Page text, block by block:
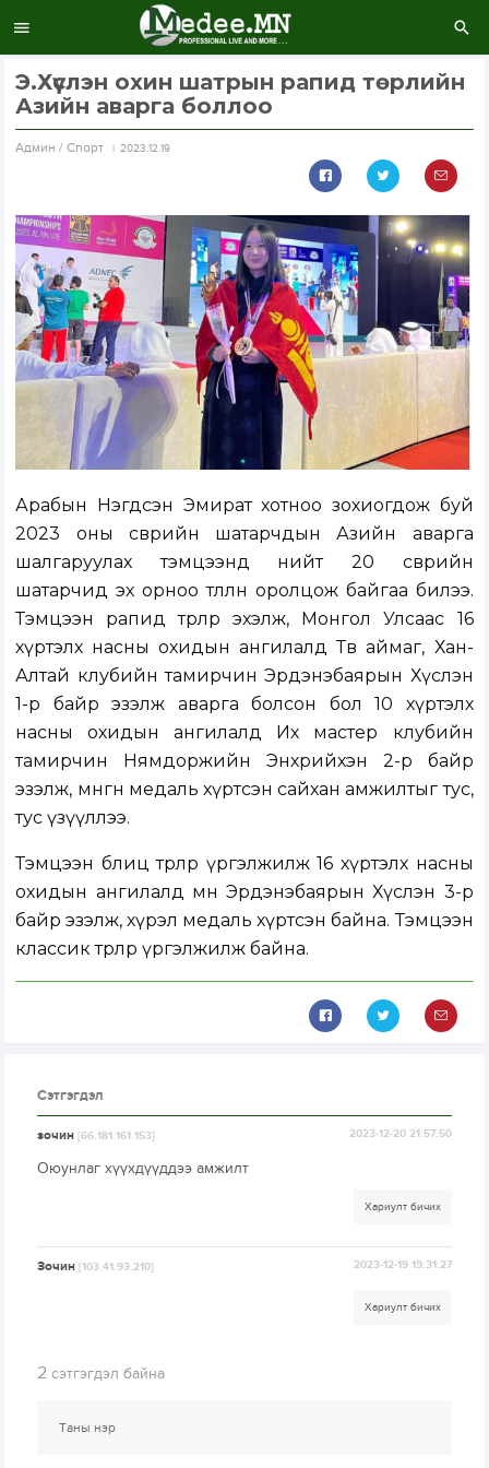
Э.Хүслэн охин шатрын рапид төрлийн
Азийн аварга боллоо
Aдмин / Спорт 2023.12.19
Арабын Нэгдсэн Эмират хотноо зохиогдож буй
2023 оны өсвөрийн шатарчдын Азийн аварга
шалгаруулах тэмцээнд нийт 20 өсвөрийн
шатарчид эх орноо төлөөлөн оролцож байгаа билээ.
Тэмцээн рапид төрлөөр эхэлж, Монгол Улсаас 16
хүртэлх насны охидын ангилалд Төв аймаг, Хан-
Алтай клубийн тамирчин Эрдэнэбаярын Хүслэн
1-р байр эзэлж аварга болсон бол 10 хүртэлх
насны охидын ангилалд Их мастер клубийн
тамирчин Нямдоржийн Энхрийхэн 2-р байр
эзэлж, мөнгөн медаль хүртсэн сайхан амжилтыг тус,
тус үзүүллээ.
Тэмцээн блиц төрлөөр үргэлжилж 16 хүртэлх насны
охидын ангилалд мөн Эрдэнэбаярын Хүслэн 3-р
байр эзэлж, хүрэл медаль хүртсэн байна. Тэмцээн
классик төрлөөр үргэлжилж байна.
Сэтгэгдэл
зочин[66.181.161.153] 2023-12-20 21:57:50
Оюунлаг хүүхдүүддээ амжилт
Хариулт бичих
Зочин[103.41.93.210] 2023-12-19 19:31:27
Хариулт бичих
2 сэтгэгдэл байна